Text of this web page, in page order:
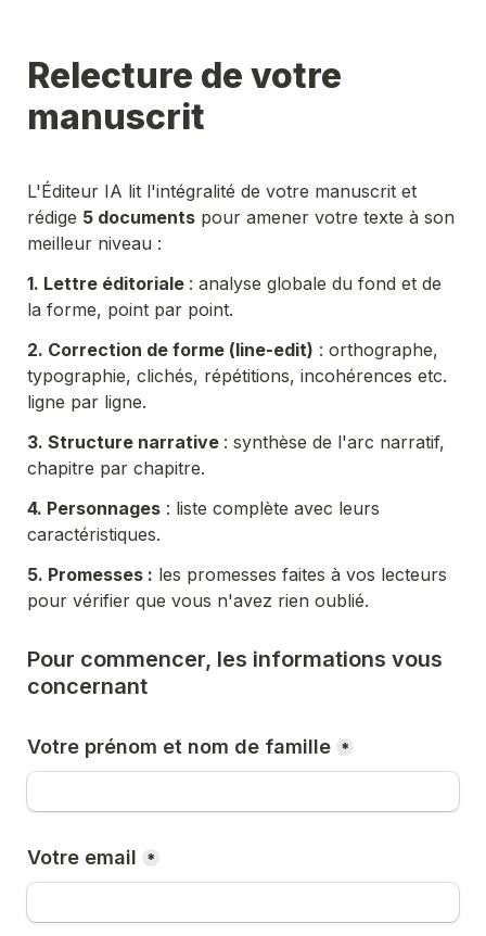
Relecture de votre
manuscrit
L'Éditeur IA lit l'intégralité de votre manuscrit et
rédige 5 documents pour amener votre texte à son
meilleur niveau :
1. Lettre éditoriale : analyse globale du fond et de
la forme, point par point.
2. Correction de forme (line-edit) : orthographe,
typographie, clichés, répétitions, incohérences etc.
ligne par ligne.
3. Structure narrative : synthèse de l'arc narratif,
chapitre par chapitre.
4. Personnages : liste complète avec leurs
caractéristiques.
5. Promesses : les promesses faites à vos lecteurs
pour vérifier que vous n'avez rien oublié.
Pour commencer, les informations vous
concernant
Votre prénom et nom de famille *
Votre email *